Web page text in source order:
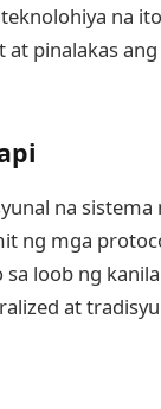
na
pinalakas
na sistema
ng mga
loob ng
at